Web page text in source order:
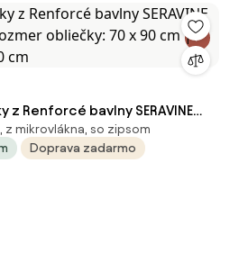
z Renforcé bavlny SERAVINE
obliečky: 70 x 90 cm |
cm
z mikrovlákna, so zipsom
Doprava zadarmo